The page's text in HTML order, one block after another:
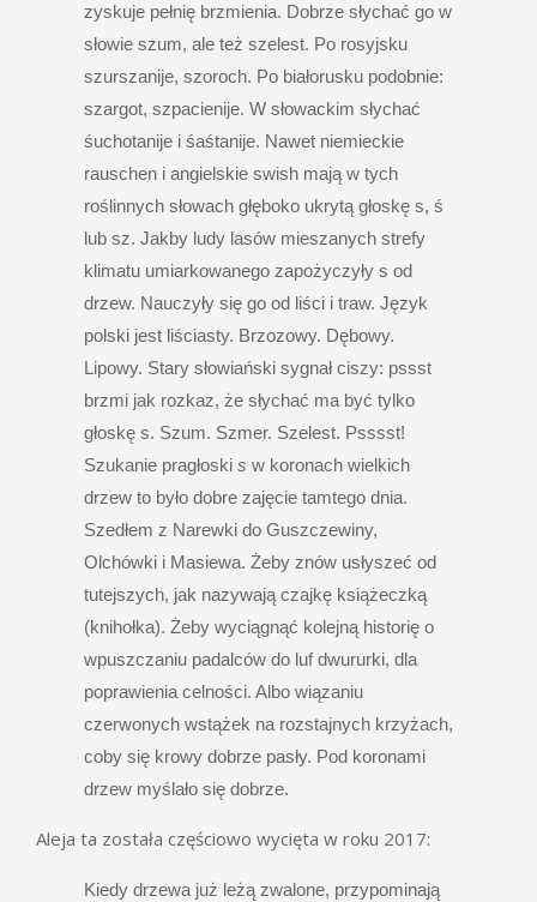
zyskuje pełnię brzmienia. Dobrze słychać go w
słowie szum, ale też szelest. Po rosyjsku
szurszanije, szoroch. Po białorusku podobnie:
szargot, szpacienije. W słowackim słychać
śuchotanije i śaśtanije. Nawet niemieckie
rauschen i angielskie swish mają w tych
roślinnych słowach głęboko ukrytą głoskę s, ś
lub sz. Jakby ludy lasów mieszanych strefy
klimatu umiarkowanego zapożyczyły s od
drzew. Nauczyły się go od liści i traw. Język
polski jest liściasty. Brzozowy. Dębowy.
Lipowy. Stary słowiański sygnał ciszy: pssst
brzmi jak rozkaz, że słychać ma być tylko
głoskę s. Szum. Szmer. Szelest. Psssst!
Szukanie pragłoski s w koronach wielkich
drzew to było dobre zajęcie tamtego dnia.
Szedłem z Narewki do Guszczewiny,
Olchówki i Masiewa. Żeby znów usłyszeć od
tutejszych, jak nazywają czajkę książeczką
(knihołka). Żeby wyciągnąć kolejną historię o
wpuszczaniu padalców do luf dwururki, dla
poprawienia celności. Albo wiązaniu
czerwonych wstążek na rozstajnych krzyżach,
coby się krowy dobrze pasły. Pod koronami
drzew myślało się dobrze.
Aleja ta została częściowo wycięta w roku 2017:
Kiedy drzewa już leżą zwalone, przypominają